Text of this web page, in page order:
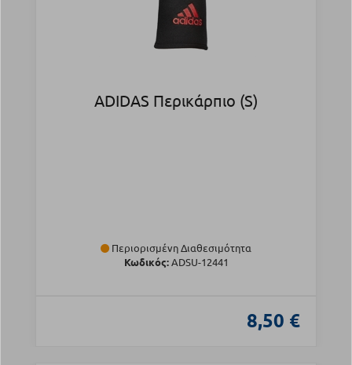
ADIDAS Περικάρπιο (S)
Περιορισμένη Διαθεσιμότητα
Κωδικός:ADSU-12441
8,50 €